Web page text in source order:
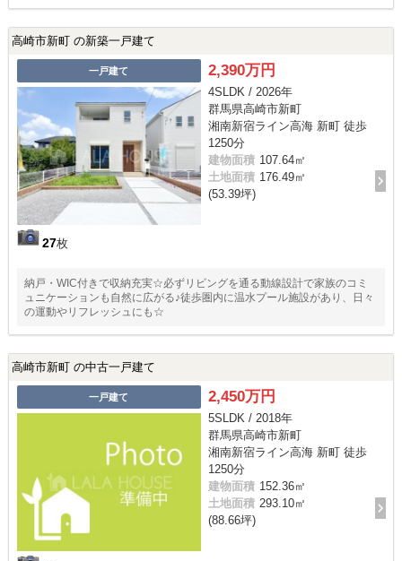
高崎市新町 の新築一戸建て
一戸建て
27枚
2,390万円
4SLDK / 2026年
群馬県高崎市新町
湘南新宿ライン高海 新町 徒歩
1250分
建物面積 107.64㎡
土地面積 176.49㎡
(53.39坪)
納戸・WIC付きで収納充実☆必ずリビングを通る動線設計で家族のコミ
ュニケーションも自然に広がる♪徒歩圏内に温水プール施設があり、日々
の運動やリフレッシュにも☆
高崎市新町 の中古一戸建て
一戸建て 2,450万円
5SLDK / 2018年
群馬県高崎市新町
湘南新宿ライン高海 新町 徒歩
1250分
建物面積 152.36㎡
土地面積 293.10㎡
(88.66坪)